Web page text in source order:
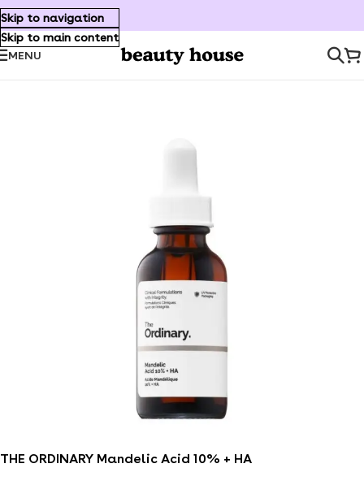
Skip to navigation
Skip to main content
MENU
THE ORDINARY Mandelic Acid 10% + HA